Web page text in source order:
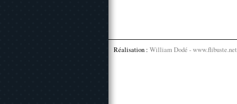
Réalisation : William Dodé - www.flibuste.net